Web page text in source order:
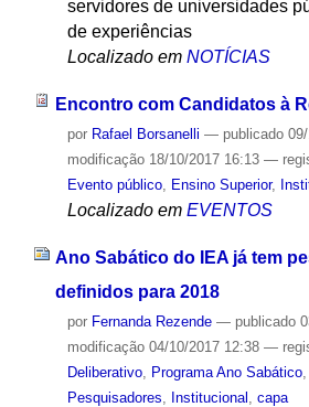
servidores de universidades
de experiências
Localizado em NOTÍCIAS
Encontro com Candidatos à
por Rafael Borsanelli — publicado09/
modificação18/10/2017 16:13 —
Evento público, Ensino Superior,
Localizado em EVENTOS
Ano Sabático do IEA já tem
definidos para 2018
por Fernanda Rezende — publicado
modificação04/10/2017 12:38 —
Deliberativo, Programa Ano Sabático,
Pesquisadores
Institucional capa